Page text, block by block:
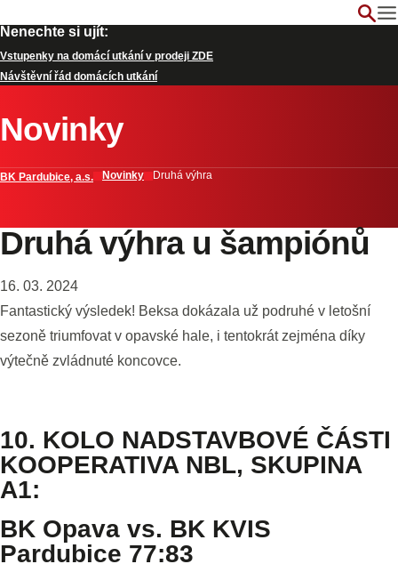
Nenechte si ujít:
Vstupenky na domácí utkání v prodeji ZDE
Návštěvní řád domácích utkání
Novinky
BK Pardubice, a.s. Novinky Druhá výhra
Druhá výhra u šampiónů
16. 03. 2024
Fantastický výsledek! Beksa dokázala už podruhé v letošní
sezoně triumfovat v opavské hale, i tentokrát zejména díky
výtečně zvládnuté koncovce.
10. KOLO NADSTAVBOVÉ ČÁSTI
KOOPERATIVA NBL, SKUPINA
A1:
BK Opava vs. BK KVIS
Pardubice 77:83